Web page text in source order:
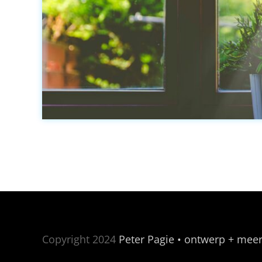
Copyright 2024 Peter Pagie • ontwerp + meer